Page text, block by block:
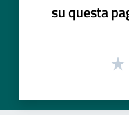
su questa